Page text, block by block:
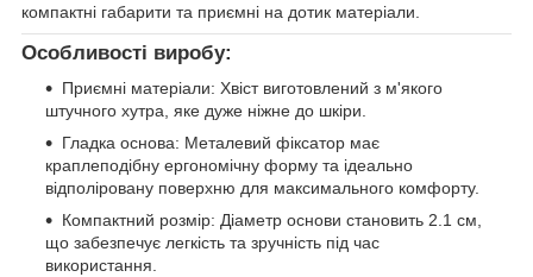
компактні габарити та приємні на дотик матеріали.
Особливості виробу:
Приємні матеріали: Хвіст виготовлений з м'якого
штучного хутра, яке дуже ніжне до шкіри.
Гладка основа: Металевий фіксатор має
краплеподібну ергономічну форму та ідеально
відполіровану поверхню для максимального комфорту.
Компактний розмір: Діаметр основи становить 2.1 см,
що забезпечує легкість та зручність під час
використання.